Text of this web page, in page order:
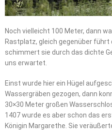
Noch vielleicht 100 Meter, dann
Rastplatz, gleich gegenüber führt
schimmert sie durch das dichte
uns erwartet.
Einst wurde hier ein Hügel
Wassergräben gezogen, dann
30×30 Meter großen
1407 wurde es aber schon das
Königin Margarethe. Sie